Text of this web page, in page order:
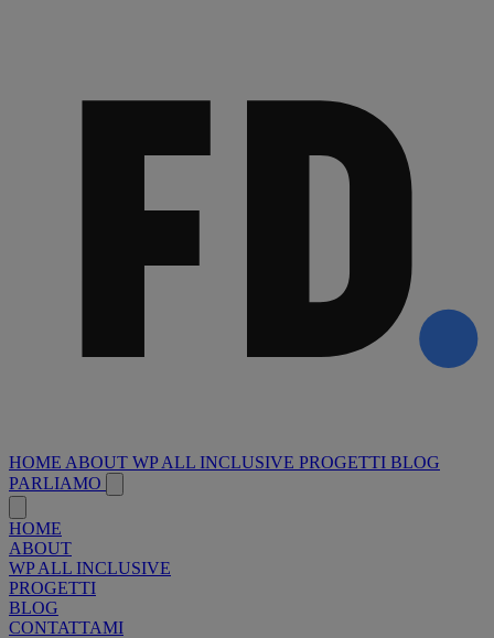
HOME ABOUT WP ALL INCLUSIVE PROGETTI BLOG
PARLIAMO
HOME
ABOUT
WP ALL INCLUSIVE
PROGETTI
BLOG
CONTATTAMI